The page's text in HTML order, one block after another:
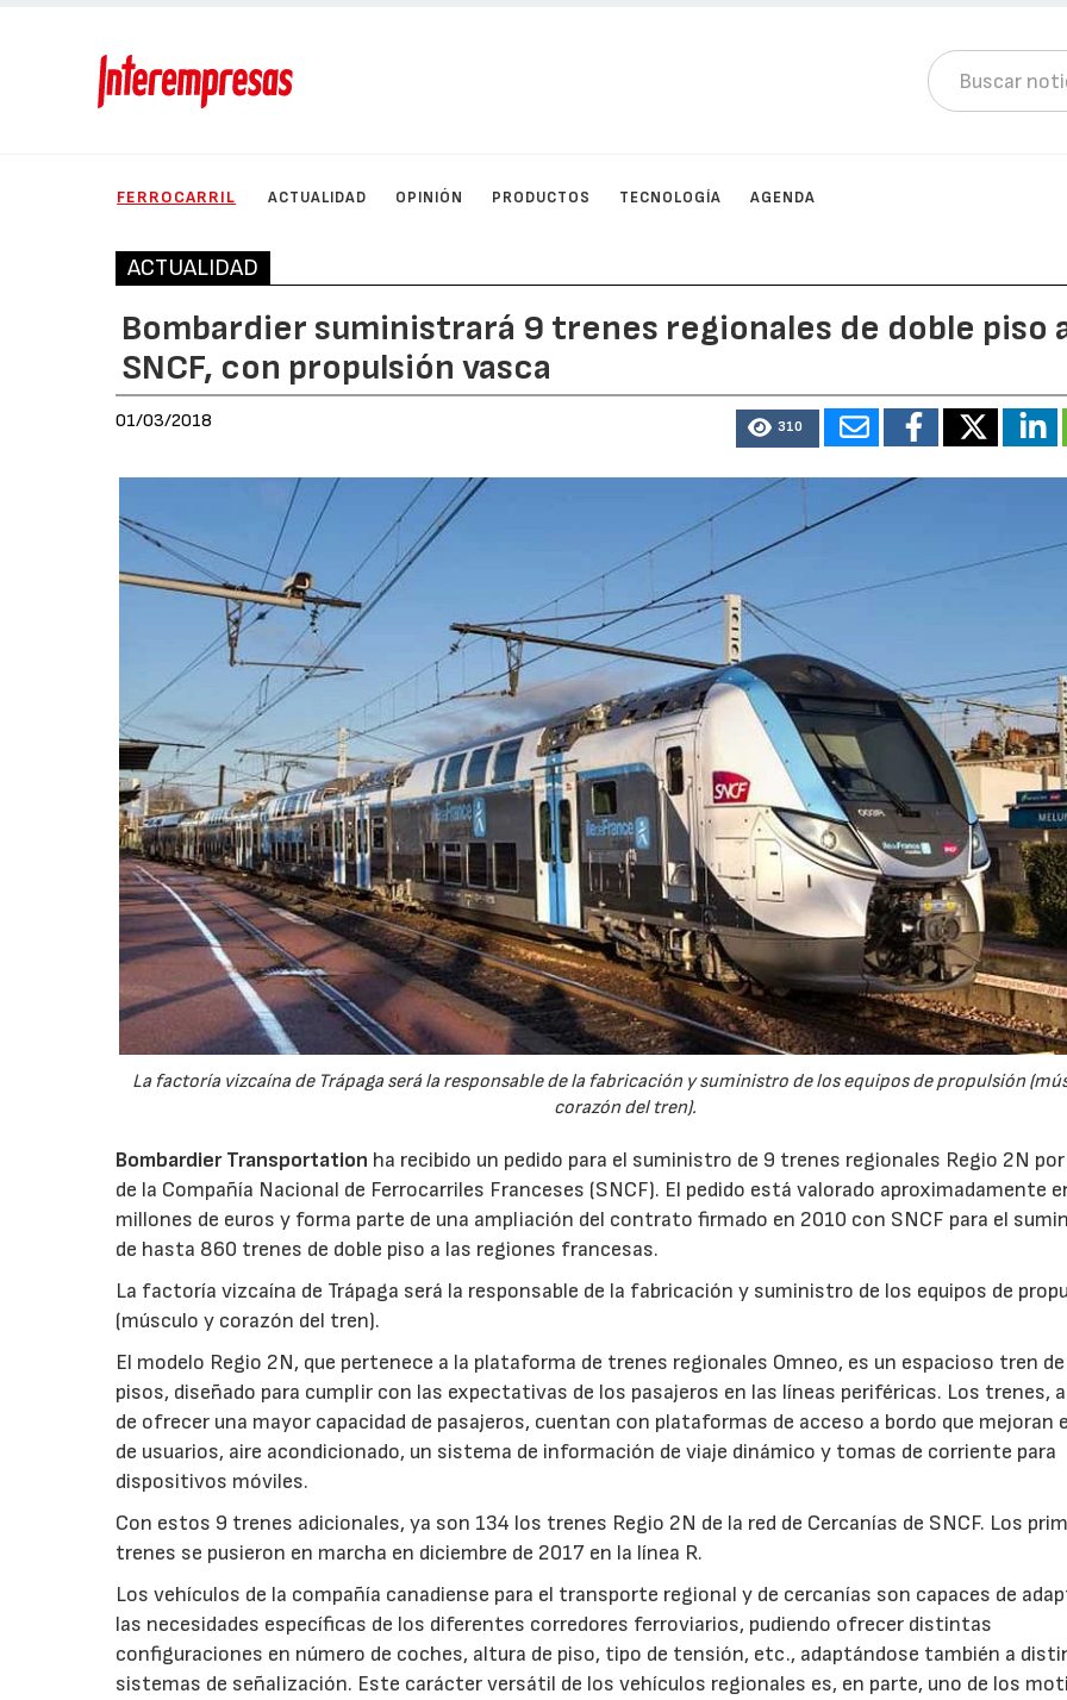
FERROCARRIL ACTUALIDAD OPINIÓN PRODUCTOS TECNOLOGÍA AGENDA
ACTUALIDAD
Bombardier suministrará 9 trenes regionales de doble piso
SNCF, con propulsión vasca
01/03/2018 310
La factoría vizcaína de Trápaga será la responsable de la fabricación y suministro de los equipos de propulsión
corazón del tren).
Bombardier Transportation ha recibido un pedido para el suministro de 9 trenes regionales Regio 2N
de la Compañía Nacional de Ferrocarriles Franceses (SNCF). El pedido está valorado aproximadamente
millones de euros y forma parte de una ampliación del contrato firmado en 2010 con SNCF para el
de hasta 860 trenes de doble piso a las regiones francesas.
La factoría vizcaína de Trápaga será la responsable de la fabricación y suministro de los equipos de
(músculo y corazón del tren).
El modelo Regio 2N, que pertenece a la plataforma de trenes regionales Omneo, es un espacioso tren
pisos, diseñado para cumplir con las expectativas de los pasajeros en las líneas periféricas. Los trenes,
de ofrecer una mayor capacidad de pasajeros, cuentan con plataformas de acceso a bordo que mejoran
de usuarios, aire acondicionado, un sistema de información de viaje dinámico y tomas de corriente para
dispositivos móviles.
Con estos 9 trenes adicionales, ya son 134 los trenes Regio 2N de la red de Cercanías de SNCF. Los
trenes se pusieron en marcha en diciembre de 2017 en la línea R.
Los vehículos de la compañía canadiense para el transporte regional y de cercanías son capaces de
las necesidades específicas de los diferentes corredores ferroviarios, pudiendo ofrecer distintas
configuraciones en número de coches, altura de piso, tipo de tensión, etc., adaptándose también a
sistemas de señalización. Este carácter versátil de los vehículos regionales es, en parte, uno de los